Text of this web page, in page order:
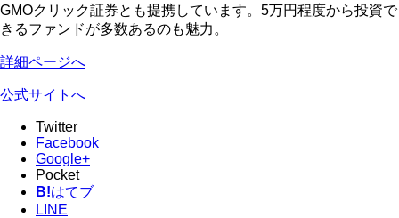
GMOクリック証券とも提携しています。5万円程度から投資で
きるファンドが多数あるのも魅力。
詳細ページへ
公式サイトへ
Twitter
Facebook
Google+
Pocket
B!はてブ
LINE